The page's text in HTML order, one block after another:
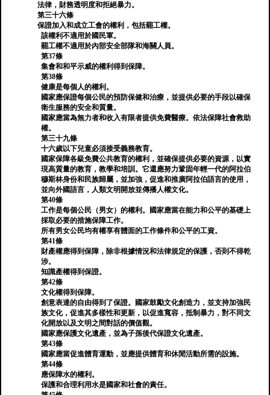
法律，財務透明度和拒絕暴力。
第三十六條
保證加入和成立工會的權利，包括罷工權。
該權利不適用於國民軍。
罷工權不適用於內部安全部隊和海關人員。
第37條
集會和和平示威的權利得到保障。
第38條
健康是每個人的權利。
國家應保證每個公民的預防保健和治療，並提供必要的手段以確保
衛生服務的安全和質量。
國家應當為無力者和收入有限者提供免費醫療。依法保障社會救助
權。
第三十九條
十六歲以下兒童必須接受義務教育。
國家保障各級免費公共教育的權利，並確保提供必要的資源，以實
現高質量的教育，教學和培訓。它還應努力鞏固年輕一代的阿拉伯
穆斯林身份和民族歸屬，並加強，促進和推廣阿拉伯語言的使用，
並向外國語言，人類文明開放並傳播人權文化。
第40條
工作是每個公民（男女）的權利。國家應當在能力和公平的基礎上
採取必要的措施保障工作。
所有男女公民均有權享有體面的工作條件和公平的工資。
第41條
財產權應得到保障，除非根據情況和法律規定的保護，否則不得乾
涉。
知識產權得到保證。
第42條
文化權得到保障。
創意表達的自由得到了保證。國家鼓勵文化創造力，並支持加強民
族文化，促進其多樣性和更新，以促進寬容，抵制暴力，對不同文
化開放以及文明之間對話的價值觀。
國家應保護文化遺產，並為子孫後代保證文化遺產。
第43條
國家應當促進體育運動，並應提供體育和休閒活動所需的設施。
第44條
應保障水的權利。
保護和合理利用水是國家和社會的責任。